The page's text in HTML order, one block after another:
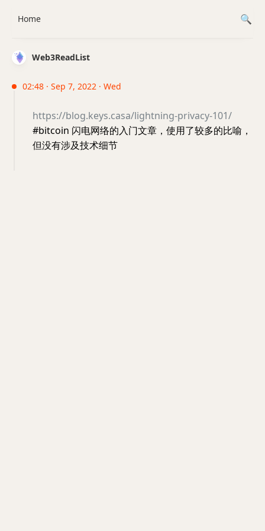
Web3ReadList
02:48 · Sep 7, 2022 · Wed
https://blog.keys.casa/lightning-privacy-101/
#bitcoin 闪电网络的入门文章，使用了较多的比喻，
但没有涉及技术细节
Home